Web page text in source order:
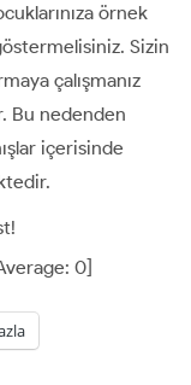
örnek
Sizin
çalışmanız
Bu nedenden
içerisinde
0]